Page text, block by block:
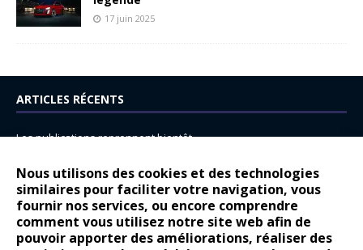
Nous utilisons des cookies et des technologies
similaires pour faciliter votre navigation, vous
fournir nos services, ou encore comprendre
comment vous utilisez notre site web afin de
pouvoir apporter des améliorations, réaliser des
17 juin 2025
ARTICLES RÉCENTS
Les publications reprennent bientôt…
14 juillet : nouveau film de marque pour Citroën
Renault Espace : voyage, voyage…
Peugeot E-208 GTi : naissance d’une légende